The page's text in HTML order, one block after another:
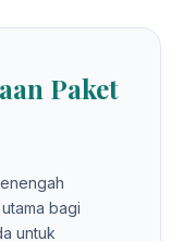
Paket
bagi
untuk